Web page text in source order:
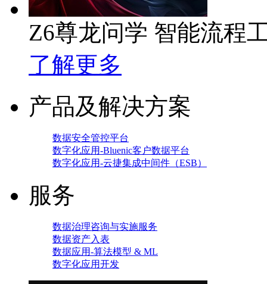
Z6尊龙问学 智能流程
了解更多
产品及解决方案
数据安全管控平台
数字化应用-Bluenic客户数据平台
数字化应用-云捷集成中间件（ESB）
服务
数据治理咨询与实施服务
数据资产入表
数据应用-算法模型 & ML
数字化应用开发